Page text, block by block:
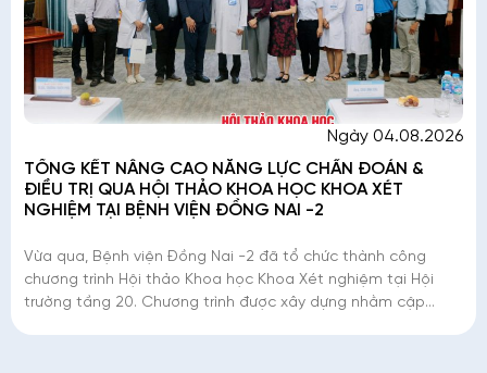
Ngày 04.08.2026
TỔNG KẾT NÂNG CAO NĂNG LỰC CHẨN ĐOÁN &
ĐIỀU TRỊ QUA HỘI THẢO KHOA HỌC KHOA XÉT
NGHIỆM TẠI BỆNH VIỆN ĐỒNG NAI -2
Vừa qua, Bệnh viện Đồng Nai -2 đã tổ chức thành công
chương trình Hội thảo Khoa học Khoa Xét nghiệm tại Hội
trường tầng 20. Chương trình được xây dựng nhằm cập